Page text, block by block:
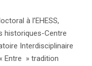
à l’EHESS,
historiques-Centre
Interdisciplinaire
Entre » tradition